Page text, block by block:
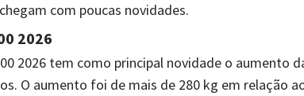
com poucas novidades.
2026
2026 tem como principal novidade o aumento
O aumento foi de mais de 280 kg em relação